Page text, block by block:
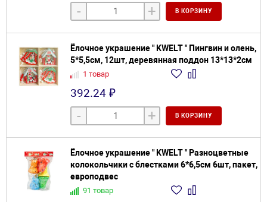
- + В КОРЗИНУ
Ёлочное украшение " KWELT " Пингвин и олень,
5*5,5см, 12шт, деревянная поддон 13*13*2см
1 товар
392.24 ₽
- + В КОРЗИНУ
Ёлочное украшение " KWELT " Разноцветные
колокольчики с блестками 6*6,5см 6шт, пакет,
европодвес
91 товар